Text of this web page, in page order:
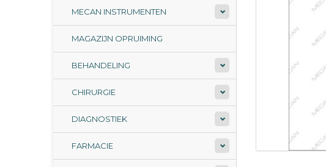
MECAN INSTRUMENTEN
MAGAZIJN OPRUIMING
BEHANDELING
CHIRURGIE
DIAGNOSTIEK
FARMACIE